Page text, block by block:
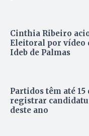
Cinthia Ribeiro
Eleitoral por vídeo
Ideb de Palmas
Partidos têm até 15
registrar
deste ano